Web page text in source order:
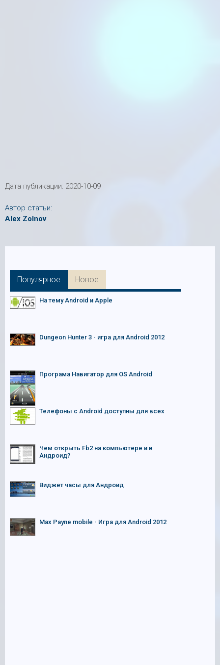
Дата публикации: 2020-10-09
Автор статьи:
Alex Zolnov
Популярное Новое
На тему Android и Apple
Dungeon Hunter 3 - игра для Android 2012
Програма Навигатор для OS Android
Телефоны с Android доступны для всех
Чем открыть Fb2 на компьютере и в
Андроид?
Виджет часы для Андроид
Max Payne mobile - Игра для Android 2012